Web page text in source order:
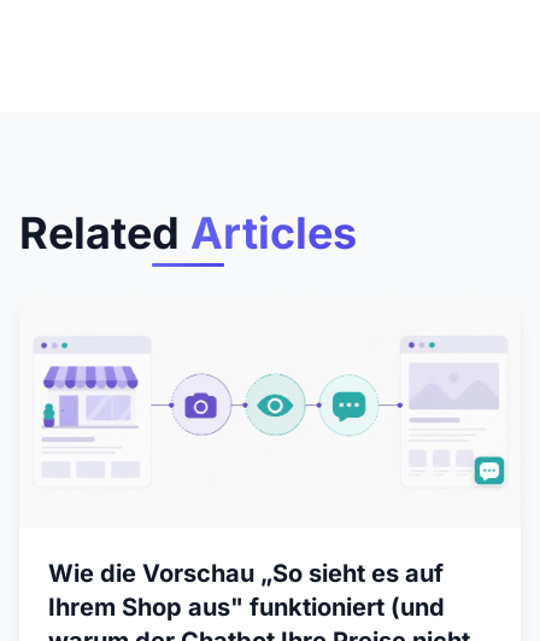
Related Articles
Wie die Vorschau „So sieht es auf
Ihrem Shop aus" funktioniert (und